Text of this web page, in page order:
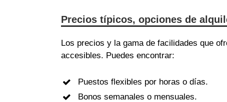
Precios típicos, opciones de
Los precios y la gama de facilidades que
accesibles. Puedes encontrar:
Puestos flexibles por horas o días.
Bonos semanales o mensuales.